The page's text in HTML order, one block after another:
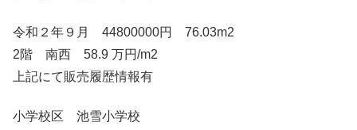
令和２年９月 44800000円 76.03m2
2階 南西 58.9 万円/m2
上記にて販売履歴情報有
小学校区 池雪小学校